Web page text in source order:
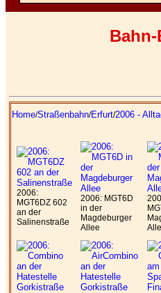
Home/Straßenbahn/Erfurt/2006 -
2006:
MGT6DZ 602
an der
Salinenstraße
2006: MGT6D
in der
Magdeburger
Allee